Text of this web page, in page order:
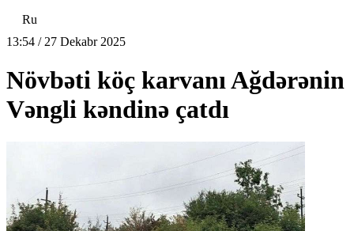
Ru
13:54 / 27 Dekabr 2025
Növbəti köç karvanı Ağdərənin
Vəngli kəndinə çatdı